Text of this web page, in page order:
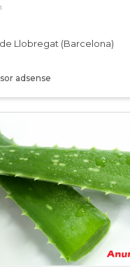
adsense
Llobregat (Barcelona)